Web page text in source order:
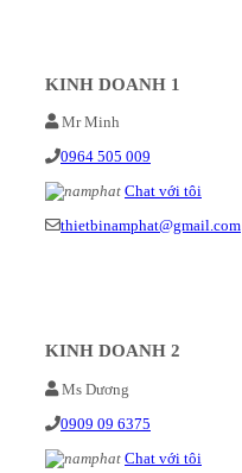
KINH DOANH 1
Mr Minh
0964 505 009
Chat với tôi
thietbinamphat@gmail.com
KINH DOANH 2
Ms Dương
0909 09 6375
Chat với tôi